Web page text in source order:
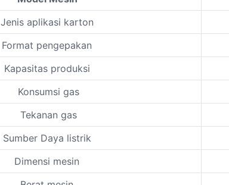
Jenis aplikasi karton
Format pengepakan
Kapasitas produksi
Konsumsi gas
Tekanan gas
Sumber Daya listrik
Dimensi mesin